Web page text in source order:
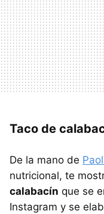
Taco de
De la mano de
nutricional, te
calabacín que se
Instagram y se